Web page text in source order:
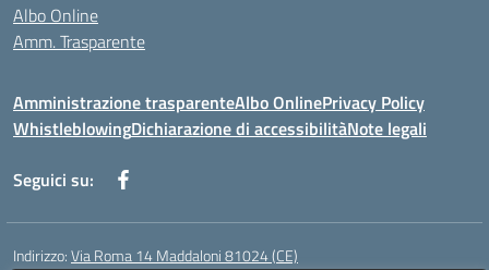
Albo Online
Amm. Trasparente
Amministrazione trasparenteAlbo OnlinePrivacy Policy
WhistleblowingDichiarazione di accessibilitàNote legali
Seguici su:
Indirizzo:Via Roma 14 Maddaloni 81024 (CE)